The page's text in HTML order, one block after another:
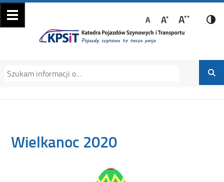
Katedra Pojazdów
Szynowych i
Transportu
Katedra Pojazdów Szynowych i Transportu
Politechniki Krakowskiej na Wydziale
Mechanicznym
Wielkanoc 2020